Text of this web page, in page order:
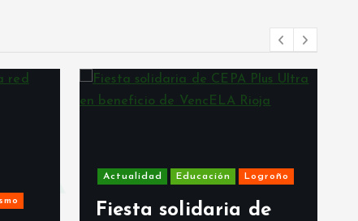
Actualidad Educación Logroño
Fiesta solidaria de